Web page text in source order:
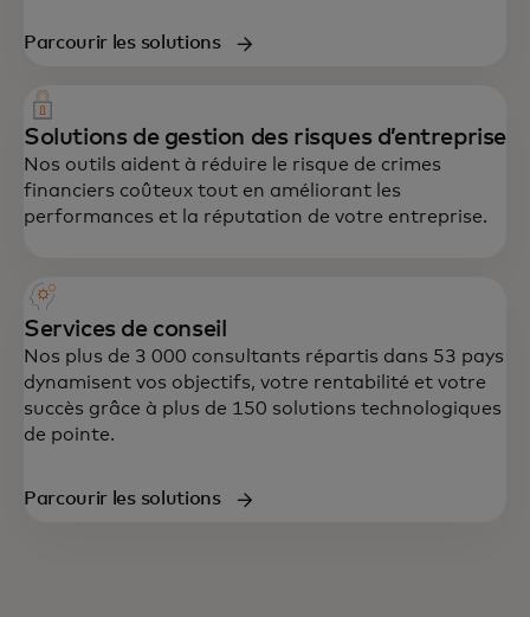
Parcourir les solutions
Solutions de gestion des risques d’entreprise
Nos outils aident à réduire le risque de crimes
financiers coûteux tout en améliorant les
performances et la réputation de votre entreprise.
Services de conseil
Nos plus de 3 000 consultants répartis dans 53 pays
dynamisent vos objectifs, votre rentabilité et votre
succès grâce à plus de 150 solutions technologiques
de pointe.
Parcourir les solutions